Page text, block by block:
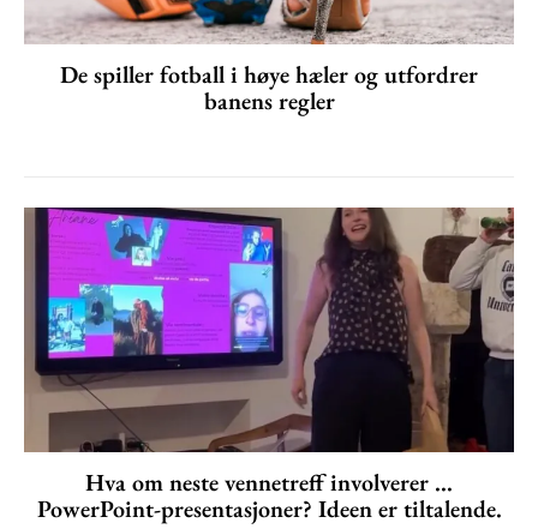
De spiller fotball i høye hæler og utfordrer
banens regler
Hva om neste vennetreff involverer ...
PowerPoint-presentasjoner? Ideen er tiltalende.